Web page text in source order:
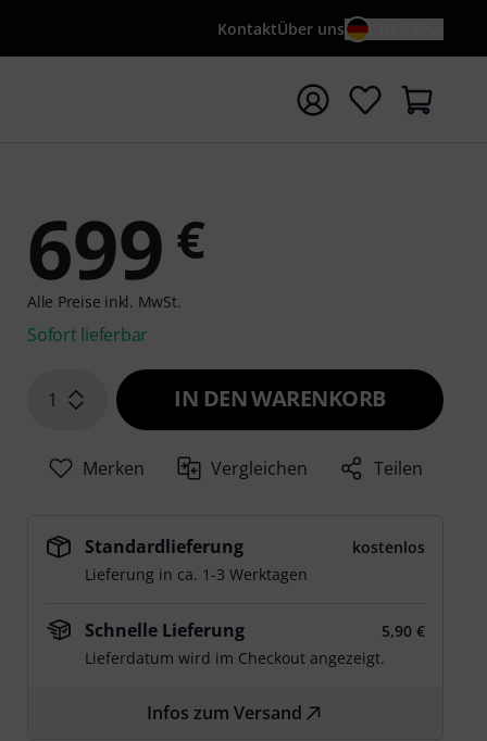
KontaktÜber uns
mit Suchwort {searchTerm} starten
699 €
Alle Preise inkl. MwSt.
Sofort lieferbar
1 IN DEN WARENKORB
Merken Vergleichen Teilen
Standardlieferung
kostenlos
Lieferung in ca. 1-3 Werktagen
Schnelle Lieferung
5,90 €
Lieferdatum wird im Checkout angezeigt.
Infos zum Versand